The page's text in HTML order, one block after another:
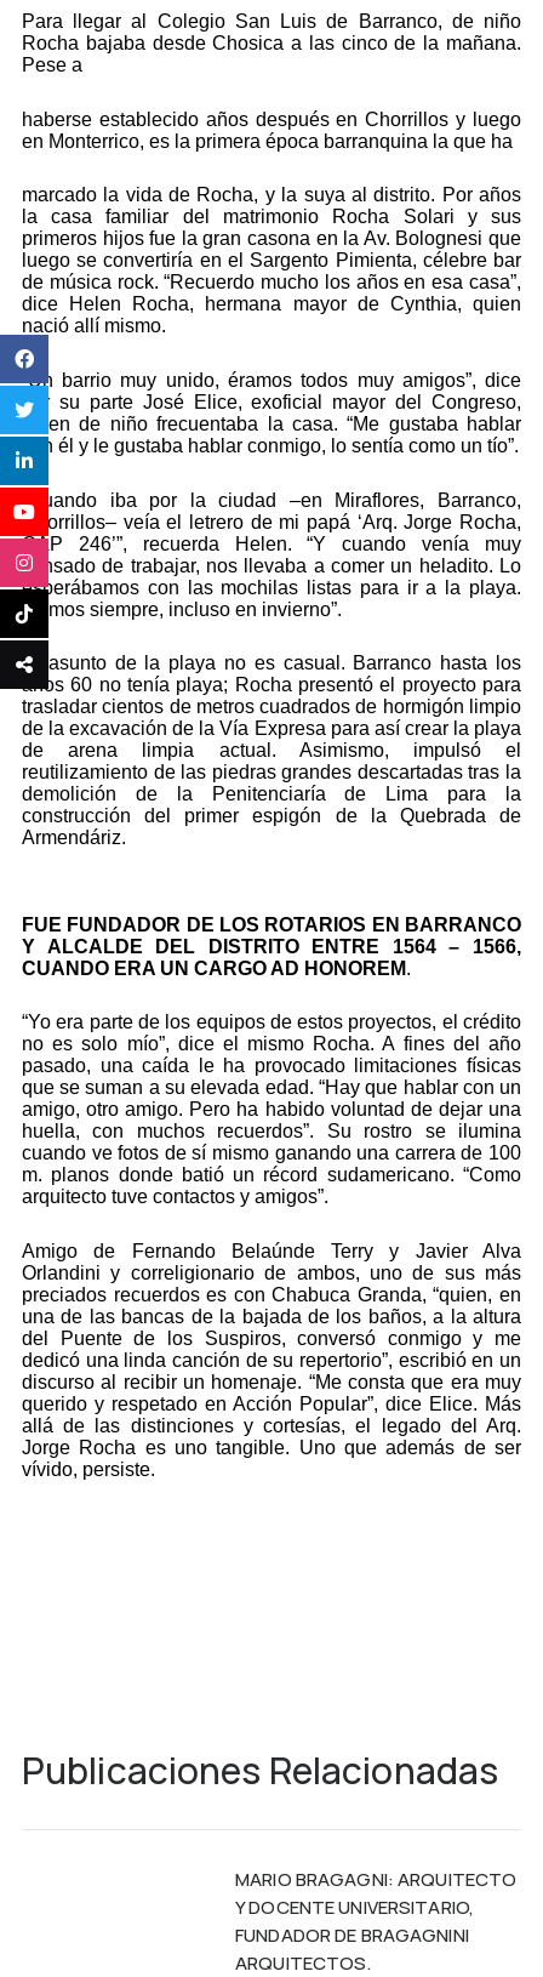
Para llegar al Colegio San Luis de Barranco, de niño
Rocha bajaba desde Chosica a las cinco de la mañana.
Pese a
haberse establecido años después en Chorrillos y luego
en Monterrico, es la primera época barranquina la que ha
marcado la vida de Rocha, y la suya al distrito. Por años
la casa familiar del matrimonio Rocha Solari y sus
primeros hijos fue la gran casona en la Av. Bolognesi que
luego se convertiría en el Sargento Pimienta, célebre bar
de música rock. “Recuerdo mucho los años en esa casa”,
dice Helen Rocha, hermana mayor de Cynthia, quien
nació allí mismo.
“Un barrio muy unido, éramos todos muy amigos”, dice
por su parte José Elice, exoficial mayor del Congreso,
quien de niño frecuentaba la casa. “Me gustaba hablar
con él y le gustaba hablar conmigo, lo sentía como un tío”.
“Cuando iba por la ciudad –en Miraflores, Barranco,
Chorrillos– veía el letrero de mi papá ‘Arq. Jorge Rocha,
CAP 246’”, recuerda Helen. “Y cuando venía muy
cansado de trabajar, nos llevaba a comer un heladito. Lo
esperábamos con las mochilas listas para ir a la playa.
Íbamos siempre, incluso en invierno”.
El asunto de la playa no es casual. Barranco hasta los
años 60 no tenía playa; Rocha presentó el proyecto para
trasladar cientos de metros cuadrados de hormigón limpio
de la excavación de la Vía Expresa para así crear la playa
de arena limpia actual. Asimismo, impulsó el
reutilizamiento de las piedras grandes descartadas tras la
demolición de la Penitenciaría de Lima para la
construcción del primer espigón de la Quebrada de
Armendáriz.
FUE FUNDADOR DE LOS ROTARIOS EN BARRANCO
Y ALCALDE DEL DISTRITO ENTRE 1564 – 1566,
CUANDO ERA UN CARGO AD HONOREM.
“Yo era parte de los equipos de estos proyectos, el crédito
no es solo mío”, dice el mismo Rocha. A fines del año
pasado, una caída le ha provocado limitaciones físicas
que se suman a su elevada edad. “Hay que hablar con un
amigo, otro amigo. Pero ha habido voluntad de dejar una
huella, con muchos recuerdos”. Su rostro se ilumina
cuando ve fotos de sí mismo ganando una carrera de 100
m. planos donde batió un récord sudamericano. “Como
arquitecto tuve contactos y amigos”.
Amigo de Fernando Belaúnde Terry y Javier Alva
Orlandini y correligionario de ambos, uno de sus más
preciados recuerdos es con Chabuca Granda, “quien, en
una de las bancas de la bajada de los baños, a la altura
del Puente de los Suspiros, conversó conmigo y me
dedicó una linda canción de su repertorio”, escribió en un
discurso al recibir un homenaje. “Me consta que era muy
querido y respetado en Acción Popular”, dice Elice. Más
allá de las distinciones y cortesías, el legado del Arq.
Jorge Rocha es uno tangible. Uno que además de ser
vívido, persiste.
Publicaciones Relacionadas
MARIO BRAGAGNI: ARQUITECTO
Y DOCENTE UNIVERSITARIO,
FUNDADOR DE BRAGAGNINI
ARQUITECTOS.